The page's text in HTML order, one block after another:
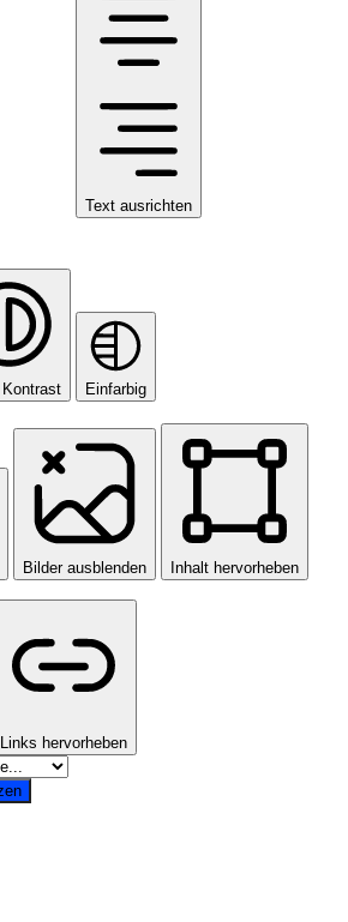
Text ausrichten
Kontrast Einfarbig
Bilder ausblenden Inhalt hervorheben
Links hervorheben